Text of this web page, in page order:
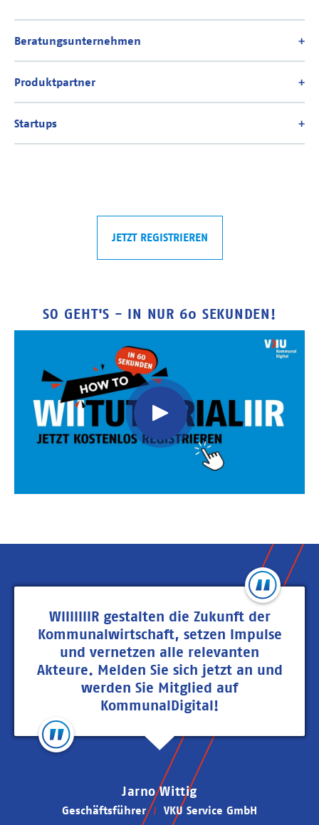
JETZT REGISTRIEREN
SO GEHT'S - IN NUR 60 SEKUNDEN!
WIIIIIIIR gestalten die Zukunft der
Kommunalwirtschaft, setzen Impulse
und vernetzen alle relevanten
Akteure. Melden Sie sich jetzt an und
werden Sie Mitglied auf
KommunalDigital!
Jarno Wittig
Geschäftsführer VKU Service GmbH